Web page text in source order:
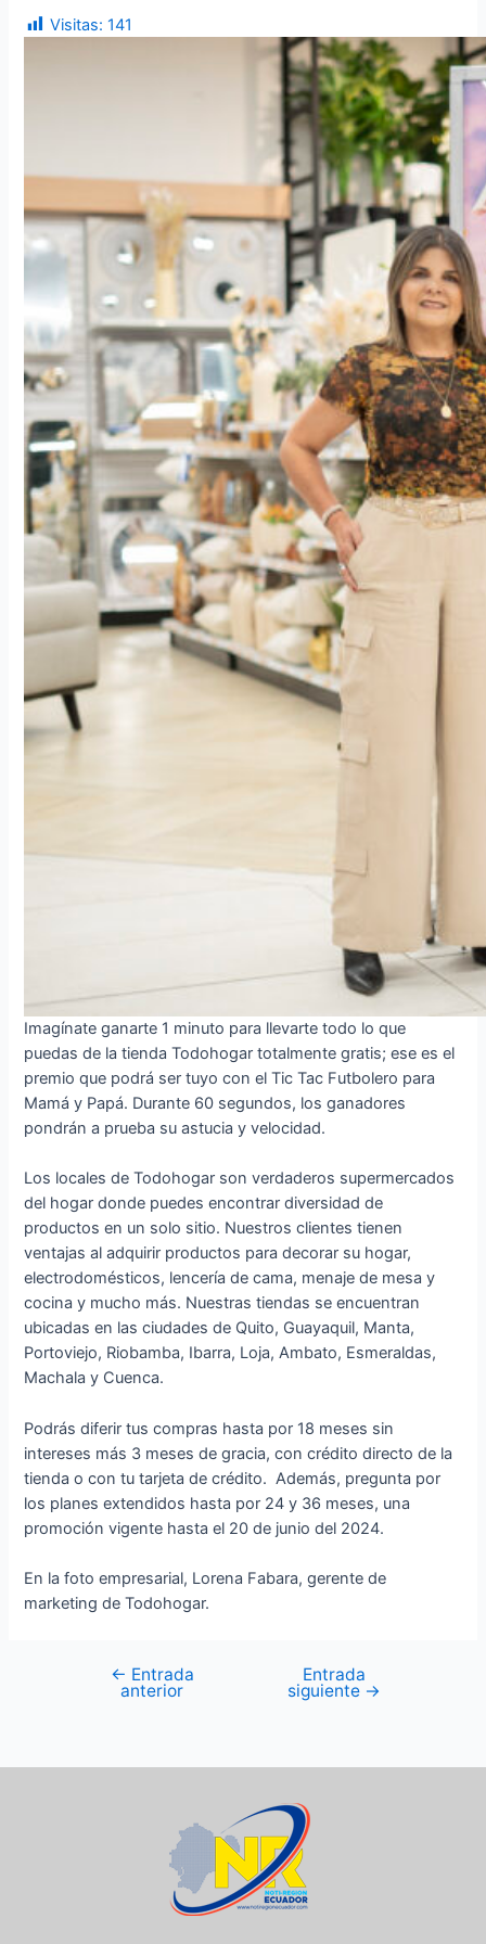
Visitas: 141
Imagínate ganarte 1 minuto para llevarte todo lo que
puedas de la tienda Todohogar totalmente gratis; ese es el
premio que podrá ser tuyo con el Tic Tac Futbolero para
Mamá y Papá. Durante 60 segundos, los ganadores
pondrán a prueba su astucia y velocidad.
Los locales de Todohogar son verdaderos supermercados
del hogar donde puedes encontrar diversidad de
productos en un solo sitio. Nuestros clientes tienen
ventajas al adquirir productos para decorar su hogar,
electrodomésticos, lencería de cama, menaje de mesa y
cocina y mucho más. Nuestras tiendas se encuentran
ubicadas en las ciudades de Quito, Guayaquil, Manta,
Portoviejo, Riobamba, Ibarra, Loja, Ambato, Esmeraldas,
Machala y Cuenca.
Podrás diferir tus compras hasta por 18 meses sin
intereses más 3 meses de gracia, con crédito directo de la
tienda o con tu tarjeta de crédito. Además, pregunta por
los planes extendidos hasta por 24 y 36 meses, una
promoción vigente hasta el 20 de junio del 2024.
En la foto empresarial, Lorena Fabara, gerente de
marketing de Todohogar.
← Entrada
anterior
Entrada
siguiente →